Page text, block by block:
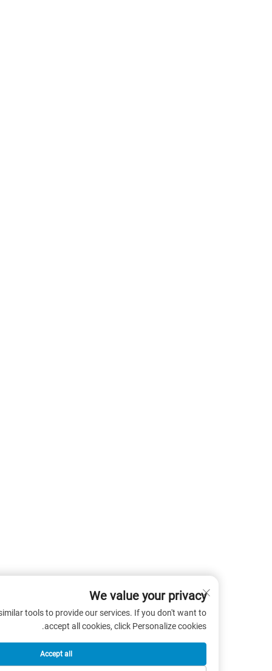
We value your privacy
cookies and similar tools to provide our services. If you don't want to
accept all cookies, click Personalize cookies.